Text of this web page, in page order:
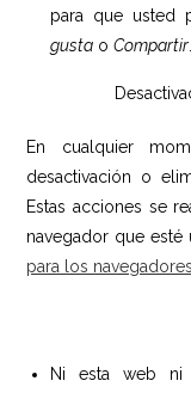
para que usted
gusta oCompartir
En cualquier
desactivación o
Estas acciones se
navegador que esté
para los
Ni esta web ni